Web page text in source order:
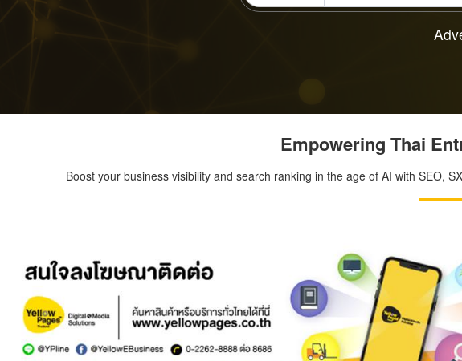
Empowering Thai
Boost your business visibility and search ranking in the age of AI with SEO,